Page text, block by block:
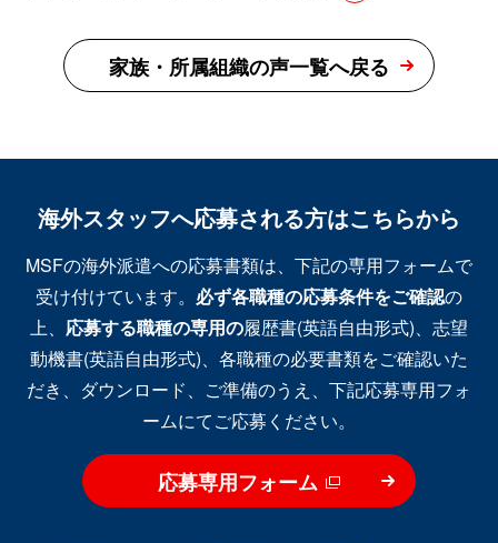
家族・所属組織の声一覧へ戻る
海外スタッフへ応募される方はこちらから
MSFの海外派遣への応募書類は、下記の専用フォームで
受け付けています。 必ず各職種の応募条件をご確認の
上、 応募する職種の専用の履歴書(英語自由形式)、志望
動機書(英語自由形式)、各職種の必要書類をご確認いた
だき、ダウンロード、ご準備のうえ、下記応募専用フォ
ームにてご応募ください。
応募専用フォーム